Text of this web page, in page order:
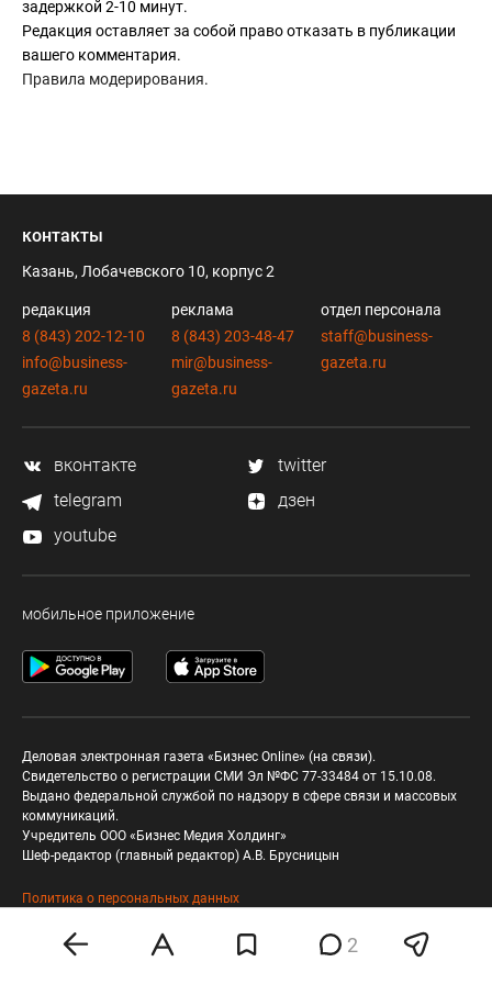
задержкой 2-10 минут.
Редакция оставляет за собой право отказать в публикации
вашего комментария.
Правила модерирования.
2
контакты
Казань, Лобачевского 10, корпус 2
редакция
8 (843) 202-12-10
info@business-
gazeta.ru
реклама
8 (843) 203-48-47
mir@business-
gazeta.ru
отдел персонала
staff@business-
gazeta.ru
вконтакте
twitter
telegram
дзен
youtube
мобильное приложение
Деловая электронная газета «Бизнес Online» (на связи).
Свидетельство о регистрации СМИ Эл №ФС 77-33484 от 15.10.08.
Выдано федеральной службой по надзору в сфере связи и массовых
коммуникаций.
Учредитель ООО «Бизнес Медия Холдинг»
Шеф-редактор (главный редактор) А.В. Брусницын
Политика о персональных данных
Любое использование материалов допускается